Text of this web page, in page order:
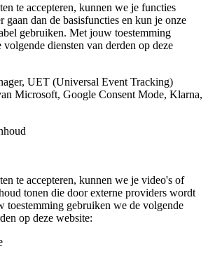
te accepteren, kunnen we je functies
gaan dan de basisfuncties en kun je onze
gebruiken. Met jouw toestemming
diensten van derden op deze
UET (Universal Event Tracking)
Microsoft, Google Consent Mode, Klarna,
te accepteren, kunnen we je video's of
tonen die door externe providers wordt
toestemming gebruiken we de volgende
op deze website: